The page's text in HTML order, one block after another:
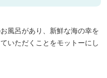
風呂があり、新鮮な海の幸を
いただくことをモットーにし